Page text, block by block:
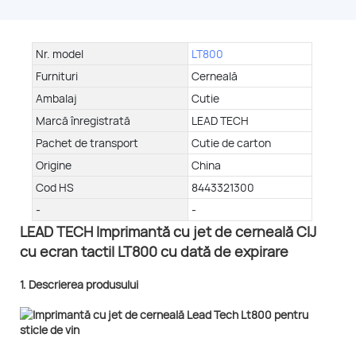
Nr. model
LT800
Furnituri
Cerneală
Ambalaj
Cutie
Marcă înregistrată
LEAD TECH
Pachet de transport
Cutie de carton
Origine
China
Cod HS
8443321300
-
-
LEAD TECH Imprimantă cu jet de cerneală CIJ
cu ecran tactil LT800 cu dată de expirare
1. Descrierea produsului